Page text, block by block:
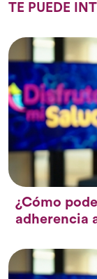
TE PUEDE
¿Cómo
adherencia